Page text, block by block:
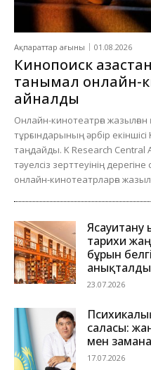
Ақпараттар ағыны 01.08.2026
Кинопоиск
танымал онлайн-
айналды
Онлайн-кинотеатрға
тұрғындарының әрбір
таңдайды. K Research Central
тәуелсіз зерттеуінің дерегіне
онлайн-кинотеатрларға
Ясауитану
тарихи
бұрын
анықталды
23.07.2026
саласы:
мен
17.07.2026